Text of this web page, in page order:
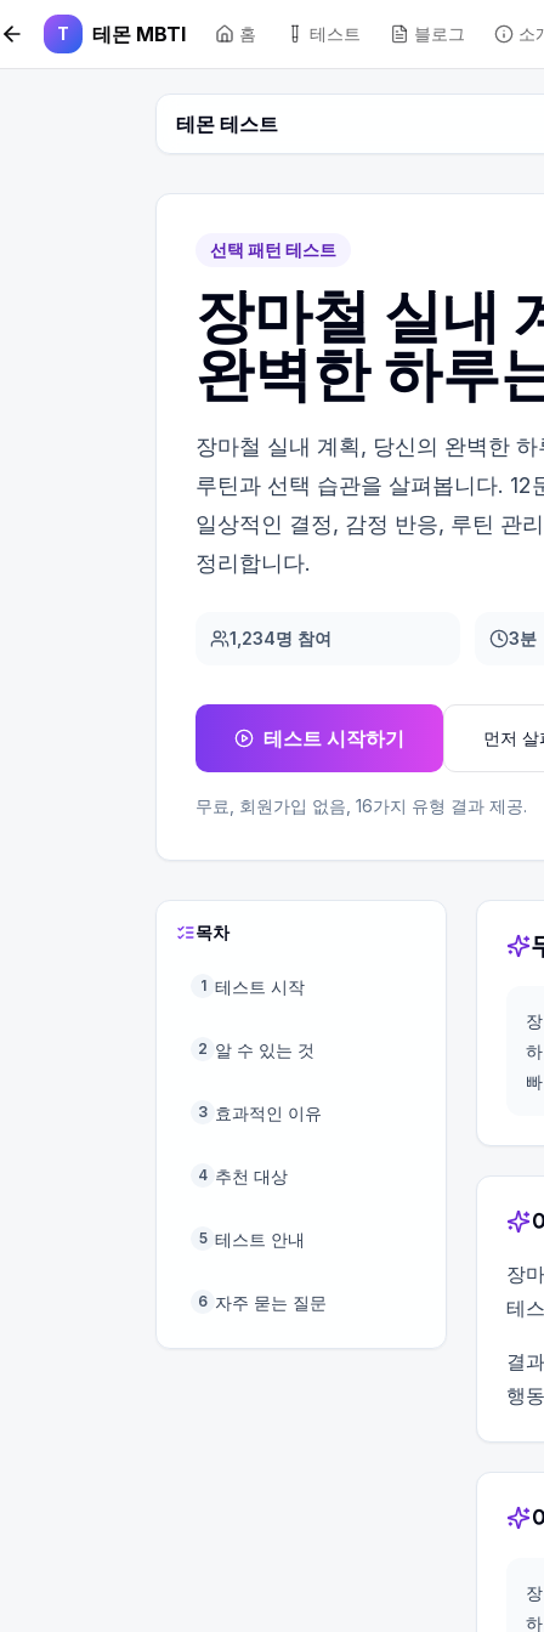
본문 바로가기
T 테몬 MBTI 홈 테스트 블로그 소
테몬 테스트
선택 패턴 테스트
장마철 실내
완벽한 하루
장마철 실내 계획, 당신의 완벽한
루틴과 선택 습관을 살펴봅니다.
일상적인 결정, 감정 반응, 루틴 관
정리합니다.
1,234명 참여 3분
테스트 시작하기 먼저 살
무료, 회원가입 없음, 16가지 유형 결과 제공.
목차
1 테스트 시작
2 알 수 있는 것
3 효과적인 이유
4 추천 대상
5 테스트 안내
6 자주 묻는 질문
장
테
결
행